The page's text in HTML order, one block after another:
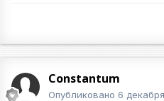
Constantum
Опубликовано 6